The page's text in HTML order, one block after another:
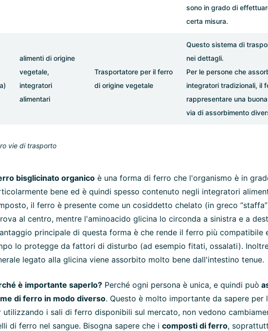
sono in grado di
certa misura.
alimenti di origine
vegetale,
integratori
alimentari
Trasportatore per il ferro
di origine vegetale
Questo sistema di
nei dettagli.
Per le persone che
integratori tradizionali, il
rappresentare una
via di assorbimento
vie di trasporto
bisglicinato organico è una forma di ferro che l'organismo è in
bene ed è quindi spesso contenuto negli integratori
il ferro è presente come un cosiddetto chelato (in greco
al centro, mentre l'aminoacido glicina lo circonda a sinistra e a
principale di questa forma è che rende il ferro più compatibile
lo protegge da fattori di disturbo (ad esempio fitati, ossalati).
legato alla glicina viene assorbito molto bene dall'intestino tenue.
è importante saperlo? Perché ogni persona è unica, e quindi può
di ferro in modo diverso. Questo è molto importante da sapere per
utilizzando i sali di ferro disponibili sul mercato, non vedono
di ferro nel sangue. Bisogna sapere che i composti di ferro,